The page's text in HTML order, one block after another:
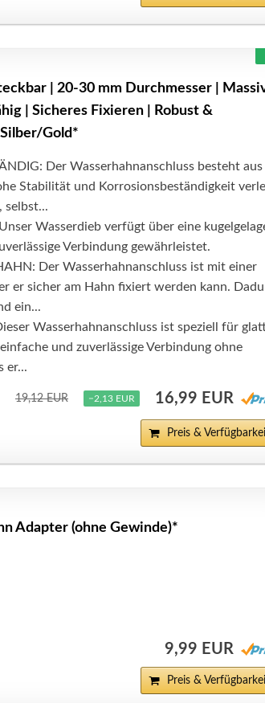
| 20-30 mm Durchmesser |
| Sicheres Fixieren | Robust &
Gold*
Der Wasserhahnanschluss besteht aus
Stabilität und Korrosionsbeständigkeit
selbst...
Wasserdieb verfügt über eine
Verbindung gewährleistet.
Der Wasserhahnanschluss ist mit einer
er sicher am Hahn fixiert werden kann.
ein...
Wasserhahnanschluss ist speziell für
und zuverlässige Verbindung ohne
er...
19,12 EUR −2,13 EUR 16,99 EUR
Preis &
Adapter (ohne Gewinde)*
9,99 EUR
Preis &